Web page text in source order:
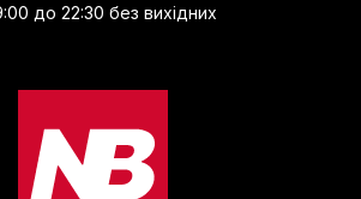
до 22:30 без вихідних